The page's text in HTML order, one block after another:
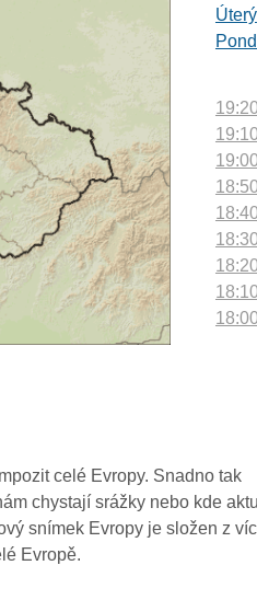
Úterý
17:00
16:50
celé Evropy. Snadno tak
chystají srážky nebo kde
snímek Evropy je složen z
Evropě.